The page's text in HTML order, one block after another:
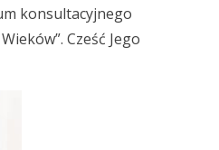
konsultacyjnego
Cześć Jego